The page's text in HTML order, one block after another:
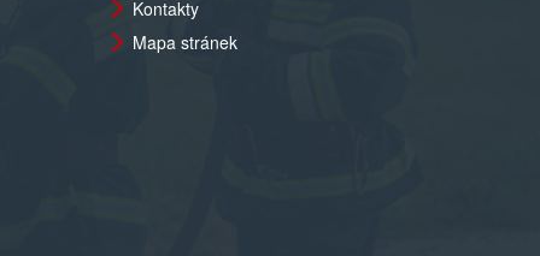
Kontakty
Mapa stránek